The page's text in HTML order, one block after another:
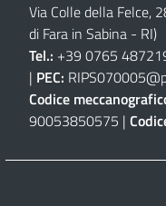
Via Colle della Felce,
di Fara in Sabina - RI)
Tel.: +39 0765
| PEC:
Codice
90053850575 |